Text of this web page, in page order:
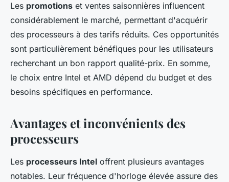
Les promotions et ventes saisonnières influencent
considérablement le marché, permettant d'acquérir
des processeurs à des tarifs réduits. Ces opportunités
sont particulièrement bénéfiques pour les utilisateurs
recherchant un bon rapport qualité-prix. En somme,
le choix entre Intel et AMD dépend du budget et des
besoins spécifiques en performance.
Avantages et inconvénients des
processeurs
Les processeurs Intel offrent plusieurs avantages
notables. Leur fréquence d'horloge élevée assure des